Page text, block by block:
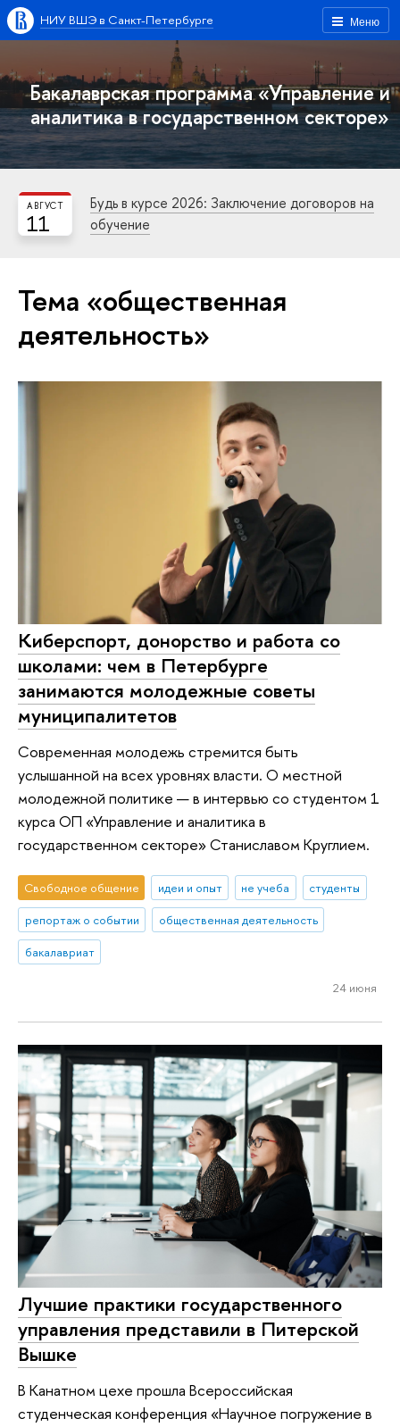
Меню
НИУ ВШЭ в Санкт-Петербурге
Бакалаврская программа «Управление и
аналитика в государственном секторе»
11
АВГУСТ
Будь в курсе 2026: Заключение договоров на
обучение
Тема «общественная
деятельность»
Киберспорт, донорство и работа со
школами: чем в Петербурге
занимаются молодежные советы
муниципалитетов
Современная молодежь стремится быть
услышанной на всех уровнях власти. О местной
молодежной политике — в интервью со студентом 1
курса ОП «Управление и аналитика в
государственном секторе» Станиславом Круглием.
Свободное общение идеи и опыт не учеба
студенты
репортаж о событии
общественная деятельность
бакалавриат
24 июня
Лучшие практики государственного
управления представили в Питерской
Вышке
В Канатном цехе прошла Всероссийская
студенческая конференция «Научное погружение в